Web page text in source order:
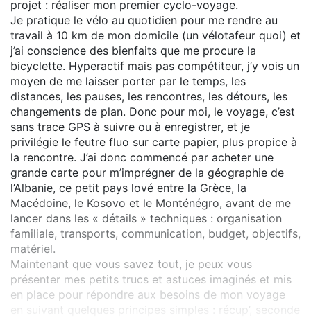
projet : réaliser mon premier cyclo-voyage.
Je pratique le vélo au quotidien pour me rendre au
travail à 10 km de mon domicile (un vélotafeur quoi) et
j’ai conscience des bienfaits que me procure la
bicyclette. Hyperactif mais pas compétiteur, j’y vois un
moyen de me laisser porter par le temps, les
distances, les pauses, les rencontres, les détours, les
changements de plan. Donc pour moi, le voyage, c’est
sans trace GPS à suivre ou à enregistrer, et je
privilégie le feutre fluo sur carte papier, plus propice à
la rencontre. J’ai donc commencé par acheter une
grande carte pour m’imprégner de la géographie de
l’Albanie, ce petit pays lové entre la Grèce, la
Macédoine, le Kosovo et le Monténégro, avant de me
lancer dans les « détails » techniques : organisation
familiale, transports, communication, budget, objectifs,
matériel.
Maintenant que vous savez tout, je peux vous
présenter mes petits trucs et astuces imaginés et mis
en place pour répondre aux besoins de mon voyage
en suivant quelques principes simples : récup’, seconde